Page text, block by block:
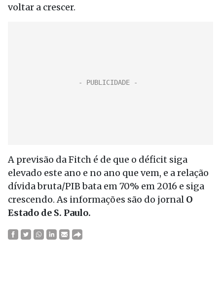
voltar a crescer.
A previsão da Fitch é de que o déficit siga
elevado este ano e no ano que vem, e a relação
dívida bruta/PIB bata em 70% em 2016 e siga
crescendo. As informações são do jornal O
Estado de S. Paulo.